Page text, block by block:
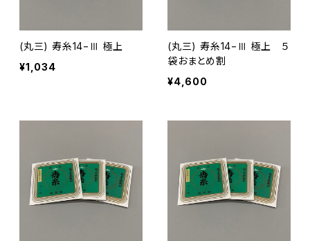
(丸三) 寿糸14−Ⅲ 極上
¥1,034
(丸三) 寿糸14−Ⅲ 極上 ５
袋おまとめ割
¥4,600